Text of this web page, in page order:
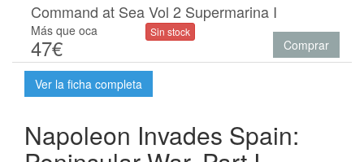
Command at Sea Vol 2 Supermarina I
Más que oca
47€
Sin stock
Comprar
Ver la ficha completa
Napoleon Invades Spain: